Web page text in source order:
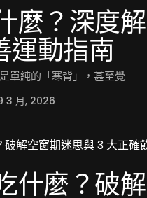
麼？深度
運動指南
單純的「寒背」，甚至覺
3 月, 2026
什麼？破